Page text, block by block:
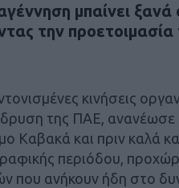
μπαίνει ξανά
την προετοιμασία
κινήσεις
της ΠΑΕ, ανανέωσε
Καβακά και πριν καλά
περιόδου,
που ανήκουν ήδη στο